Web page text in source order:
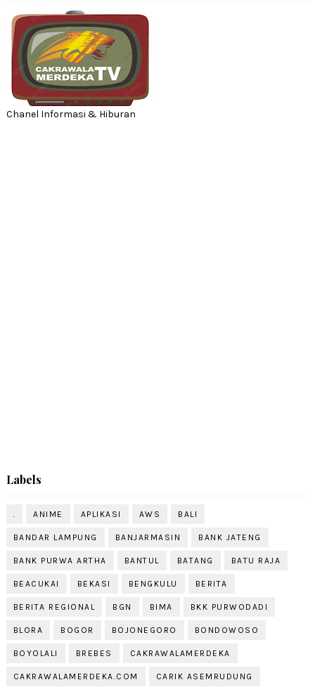
Chanel Informasi & Hiburan
Labels
ANIME APLIKASI AWS BALI
BANDAR LAMPUNG BANJARMASIN BANK JATENG
BANK PURWA ARTHA BANTUL BATANG BATU RAJA
BEACUKAI BEKASI BENGKULU BERITA
BERITA REGIONAL BGN BIMA BKK PURWODADI
BLORA BOGOR BOJONEGORO BONDOWOSO
BOYOLALI BREBES CAKRAWALAMERDEKA
CAKRAWALAMERDEKA.COM CARIK ASEMRUDUNG